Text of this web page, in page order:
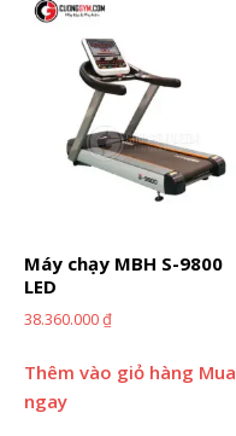
Máy chạy MBH S-9800
LED
38.360.000₫
Thêm vào giỏ hàng Mua
ngay